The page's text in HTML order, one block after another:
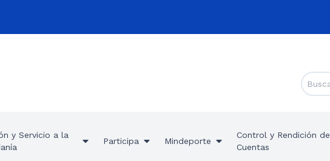
y Servicio a la
Participa Mindeporte
Control y Rendición de
Cuentas